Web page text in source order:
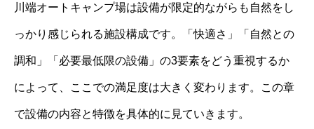
川端オートキャンプ場は設備が限定的ながらも自然をし
っかり感じられる施設構成です。「快適さ」「自然との
調和」「必要最低限の設備」の3要素をどう重視するか
によって、ここでの満足度は大きく変わります。この章
で設備の内容と特徴を具体的に見ていきます。